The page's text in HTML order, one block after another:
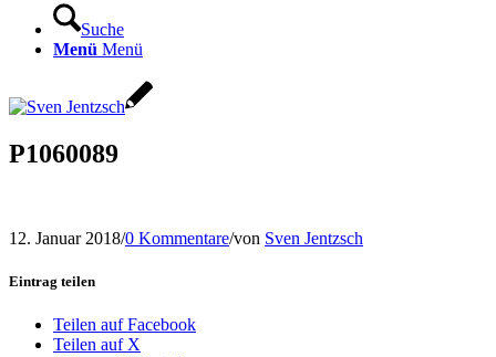
Suche
Menü Menü
P1060089
12. Januar 2018/0 Kommentare/von Sven Jentzsch
Eintrag teilen
Teilen auf Facebook
Teilen auf X